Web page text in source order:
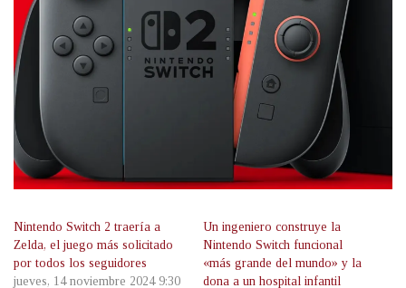
Nintendo Switch 2 traería a
Zelda, el juego más solicitado
por todos los seguidores
jueves, 14 noviembre 2024 9:30
Un ingeniero construye la
Nintendo Switch funcional
«más grande del mundo» y la
dona a un hospital infantil